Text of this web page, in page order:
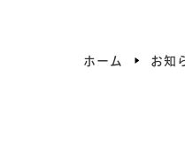
ホーム お知